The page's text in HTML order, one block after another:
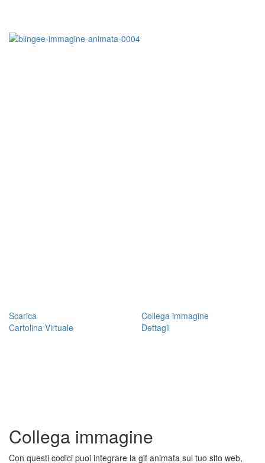
Scarica
Collega immagine
Cartolina Virtuale
Dettagli
Collega immagine
Con questi codici puoi integrare la gif animata sul tuo sito web,